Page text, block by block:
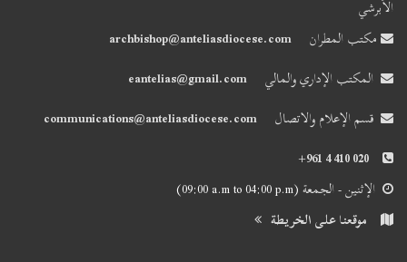
الأبرشي
مكتب المطران
archbishop@anteliasdiocese.com
المكتب الإداري والمالي
eantelias@gmail.com
قسم الإعلام والاتصال
communications@anteliasdiocese.com
+961 4 410 020
الإثنين - الجمعة(09:00 a.m to 04:00 p.m)
موقعنا على الخريطة